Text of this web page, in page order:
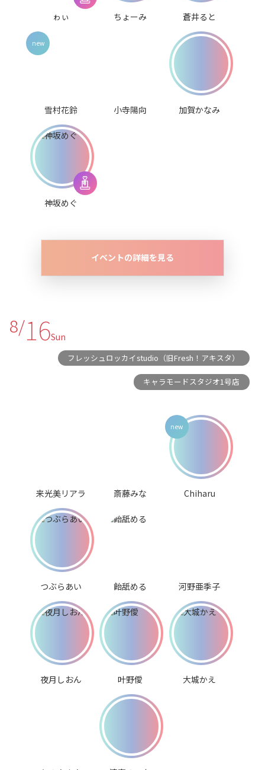
ゎぃ ちょーみ 蒼井ると
雪村花鈴 小寺陽向 加賀かなみ
神坂めぐ
イベントの詳細を見る
8/16Sun
フレッシュロッカイstudio（旧Fresh！アキスタ）
キャラモードスタジオ1号店
来光美リアラ 斎藤みな Chiharu
つぶらあい 飴舐める 河野亜季子
夜月しおん 叶野僾 大城かえ